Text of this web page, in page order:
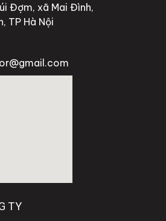
Đợm, xã Mai Đình,
TP Hà Nội
TY